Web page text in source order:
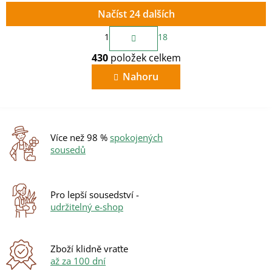
O
v
l
á
í
p
v
Načíst 24 dalších
S
t
r
á
n
k
o
í
1 18
430položek celkem
Nahoru
Více než 98 % spokojených
sousedů
Pro lepší sousedství -
udržitelný e-shop
Zboží klidně vraťte
až za 100 dní